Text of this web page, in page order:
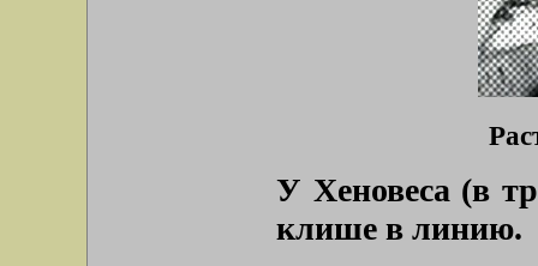
У Хеновеса (в
клише в линию.